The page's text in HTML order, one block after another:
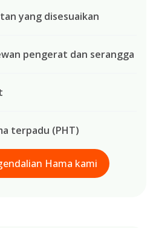
yang disesuaikan
pengerat dan serangga
terpadu (PHT)
Hama kami